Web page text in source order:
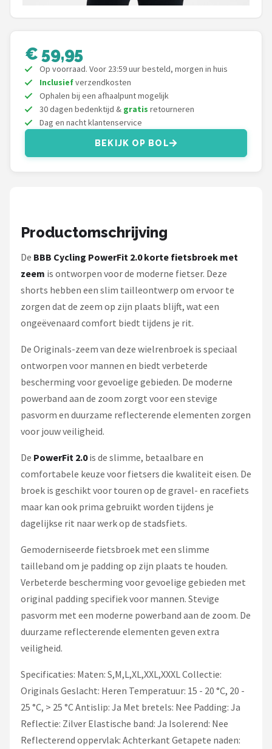
Alle merken →
€ 59,95
Op voorraad. Voor 23:59 uur besteld, morgen in huis
Inclusiefverzendkosten
Ophalen bij een afhaalpunt mogelijk
30 dagen bedenktijd & gratis retourneren
Dag en nacht klantenservice
BEKIJK OP BOL
Productomschrijving
De BBB Cycling PowerFit 2.0 korte fietsbroek met
zeem is ontworpen voor de moderne fietser. Deze
shorts hebben een slim tailleontwerp om ervoor te
zorgen dat de zeem op zijn plaats blijft, wat een
ongeëvenaard comfort biedt tijdens je rit.
De Originals-zeem van deze wielrenbroek is speciaal
ontworpen voor mannen en biedt verbeterde
bescherming voor gevoelige gebieden. De moderne
powerband aan de zoom zorgt voor een stevige
pasvorm en duurzame reflecterende elementen zorgen
voor jouw veiligheid.
De PowerFit 2.0is de slimme, betaalbare en
comfortabele keuze voor fietsers die kwaliteit eisen. De
broek is geschikt voor touren op de gravel- en racefiets
maar kan ook prima gebruikt worden tijdens je
dagelijkse rit naar werk op de stadsfiets.
Gemoderniseerde fietsbroek met een slimme
tailleband om je padding op zijn plaats te houden.
Verbeterde bescherming voor gevoelige gebieden met
original padding specifiek voor mannen. Stevige
pasvorm met een moderne powerband aan de zoom. De
duurzame reflecterende elementen geven extra
veiligheid.
Specificaties: Maten: S,M,L,XL,XXL,XXXL Collectie:
Originals Geslacht: Heren Temperatuur: 15 - 20 °C, 20 -
25 °C, > 25 °C Antislip: Ja Met bretels: Nee Padding: Ja
Reflectie: Zilver Elastische band: Ja Isolerend: Nee
Reflecterend oppervlak: Achterkant Getapete naden: